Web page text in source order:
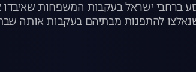
ברחבי ישראל בעקבות המשפחות
להתפנות מבתיהם בעקבות אותה